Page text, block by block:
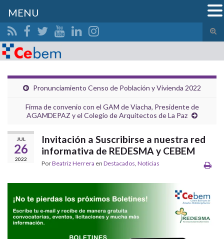
el
Search for:
Pronunciamiento Censo de Población y Vivienda 2022
Firma de convenio con el GAM de Viacha, Presidente de
AGAMDEPAZ y el Colegio de Arquitectos de La Paz
JUL
26
2022
Invitación a Suscribirse a nuestra red
informativa de REDESMA y CEBEM
PorBeatriz Herrera en Destacados, Noticias
MENU